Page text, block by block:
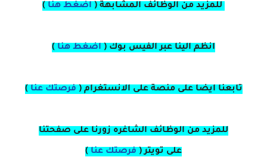
للمزيد من الوظائف المشابهة ( اضغط هنا )
انظم الينا عبر الفيس بوك ( اضغط هنا )
تابعنا ايضا على منصة على الانستغرام ( فرصتك عنا )
للمزيد من الوظائف الشاغره زورنا على صفحتنا
على تويتر( فرصتك عنا )